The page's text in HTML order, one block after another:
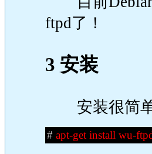
ftpd了！
3 安装
安装很简单
#apt-get install wu-